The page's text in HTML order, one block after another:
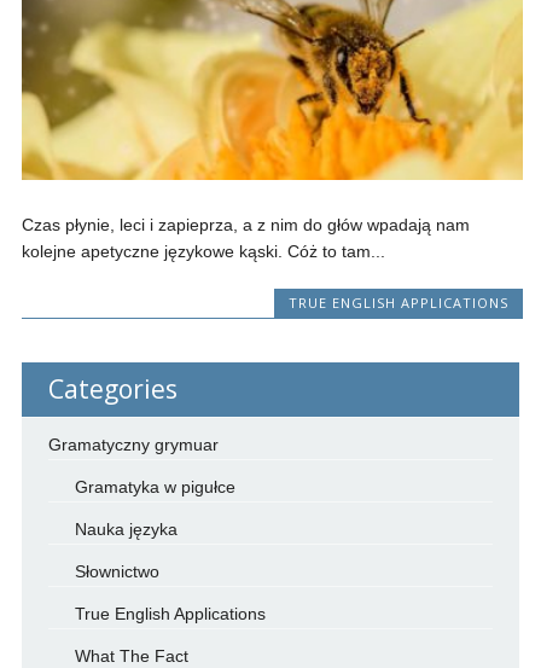
Czas płynie, leci i zapieprza, a z nim do głów wpadają nam
kolejne apetyczne językowe kąski. Cóż to tam...
TRUE ENGLISH APPLICATIONS
Categories
Gramatyczny grymuar
Gramatyka w pigułce
Nauka języka
Słownictwo
True English Applications
What The Fact